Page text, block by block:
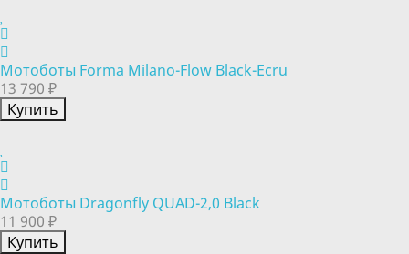
Мотоботы Forma Milano-Flow Black-Ecru
13 790 ₽
Купить
Мотоботы Dragonfly QUAD-2,0 Black
11 900 ₽
Купить